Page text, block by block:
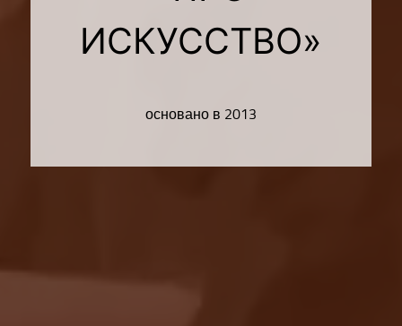
ИСКУССТВО»
основано в 2013